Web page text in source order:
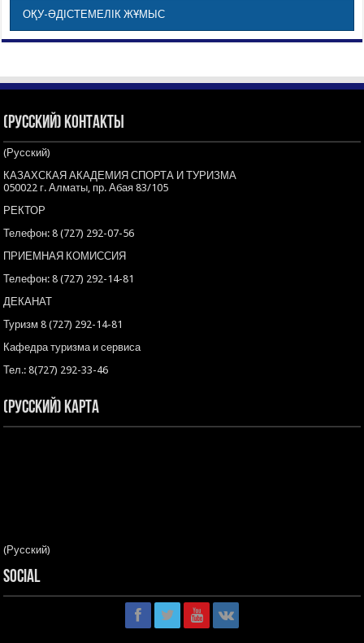
ОҚУ-ӘДІСТЕМЕЛІК ЖҰМЫС
(Русский) Контакты
(Русский)
КАЗАХСКАЯ АКАДЕМИЯ СПОРТА И ТУРИЗМА
050022 г. Алматы, пр. Абая 83/105
РЕКТОР
Телефон: 8 (727) 292-07-56
ПРИЕМНАЯ КОМИССИЯ
Телефон: 8 (727) 292-14-81
ДЕКАНАТ
Туризм 8 (727) 292-14-81
Кафедра туризма и сервиса
Тел.: 8(727) 292-33-46
(Русский) Карта
(Русский)
Social